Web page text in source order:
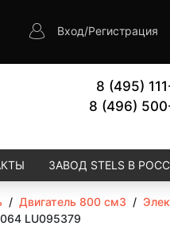
Вход/Регистрация
8 (495)
8 (496)
ЗАВОД STELS В
/ Двигатель 800 см3 /
LU095379